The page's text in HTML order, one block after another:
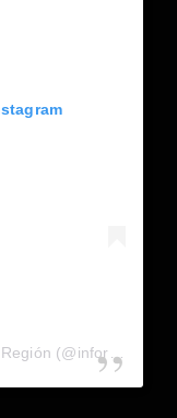
Una publicación compartida por Info Región (@inforegion_redes)